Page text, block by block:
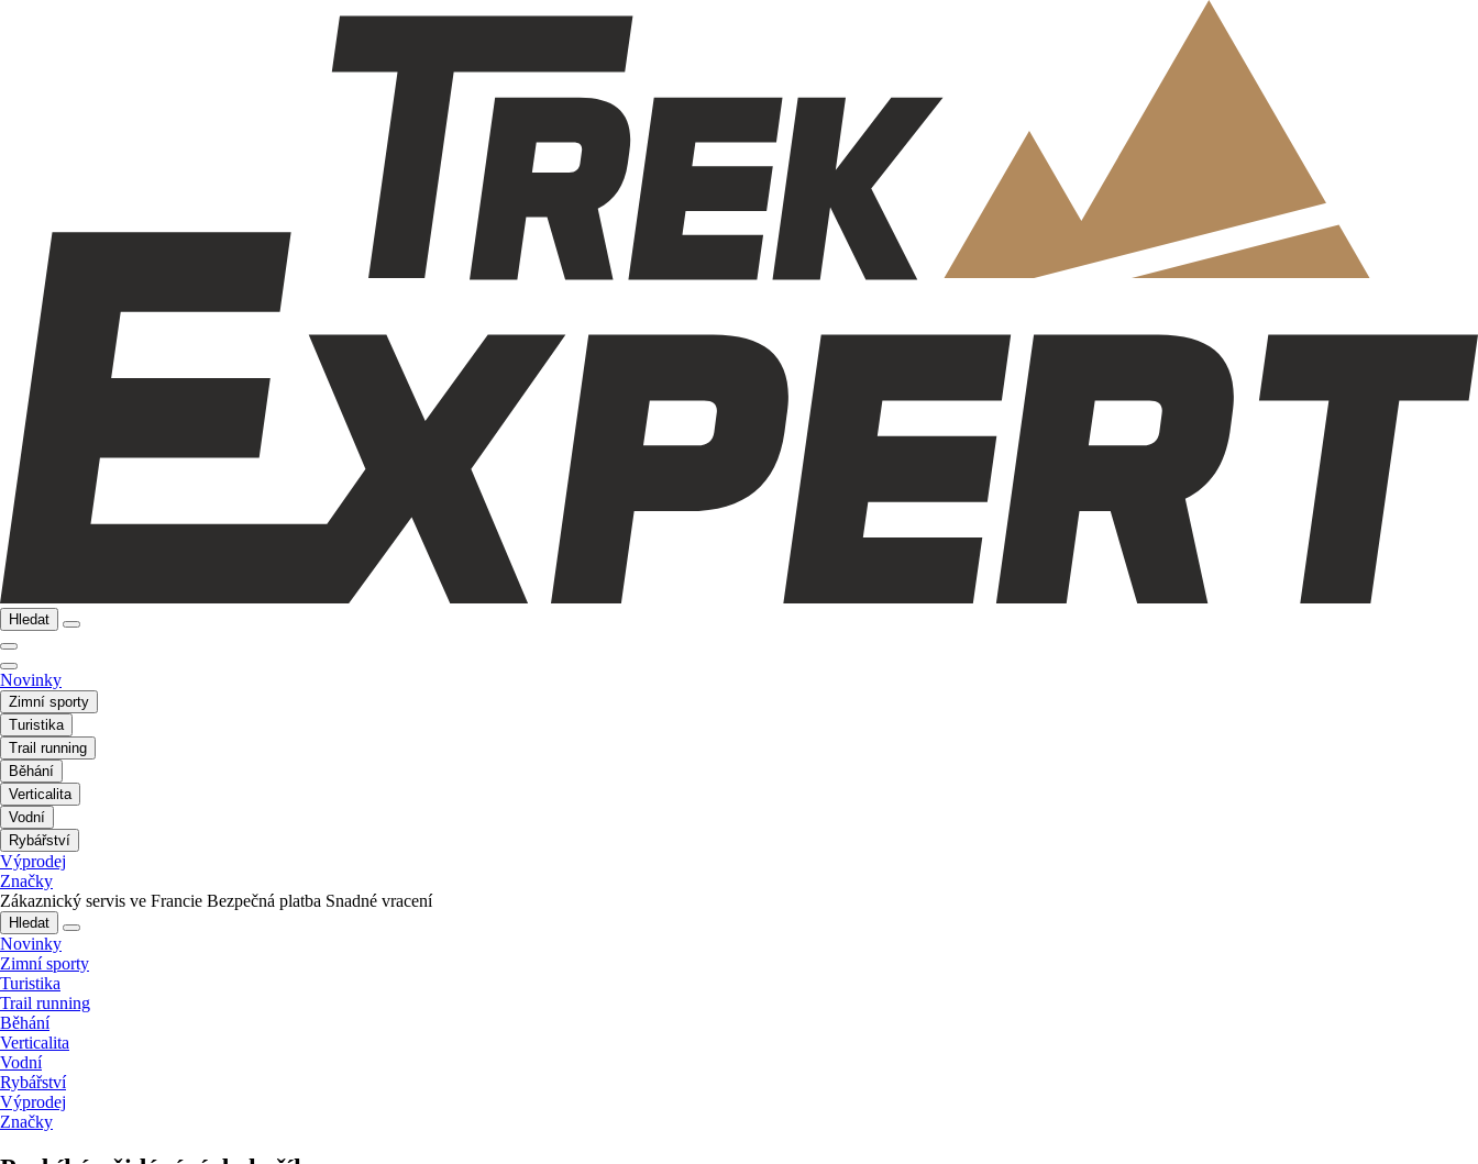
Hledat
Novinky
Zimní sporty
Turistika
Trail running
Běhání
Verticalita
Vodní
Rybářství
Výprodej
Značky
Zákaznický servis ve Francie Bezpečná platba Snadné vracení
Hledat
Novinky
Zimní sporty
Turistika
Trail running
Běhání
Verticalita
Vodní
Rybářství
Výprodej
Značky